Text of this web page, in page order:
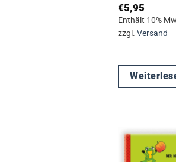
€5,95
Enthält 10%
zzgl. Versand